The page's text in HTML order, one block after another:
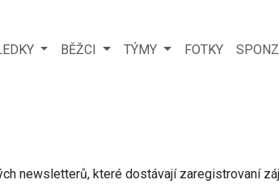
BĚŽCI TÝMY FOTKY
newsletterů, které dostávají zaregistrovaní